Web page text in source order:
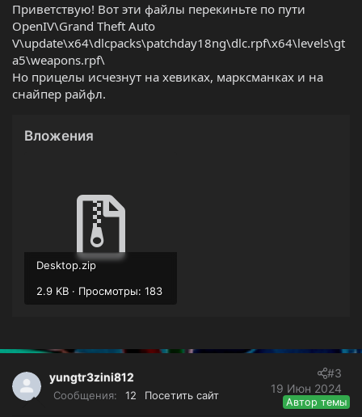
Приветствую! Вот эти файлы перекиньте по пути
OpenIV\Grand Theft Auto
V\update\x64\dlcpacks\patchday18ng\dlc.rpf\x64\levels\gt
a5\weapons.rpf\
Но прицелы исчезнут на хевиках, марксманках и на
снайпер райфл.
Вложения
Desktop.zip
2.9 KB · Просмотры: 183
yungtr3zini812
Сообщения 12 Посетить сайт
19 Июн 2024
#3
Автор темы